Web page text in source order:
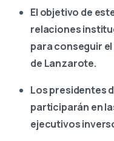
El objetivo de
relaciones
para conseguir
de Lanzarote.
Los presidentes
participarán en
ejecutivos